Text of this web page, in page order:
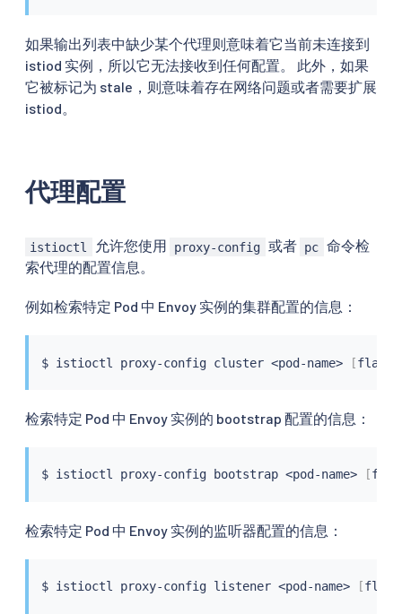
如果输出列表中缺少某个代理则意味着它当前未连接到
istiod 实例，所以它无法接收到任何配置。 此外，如果
它被标记为 stale，则意味着存在网络问题或者需要扩展
istiod。
代理配置
istioctl 允许您使用 proxy-config 或者 pc 命令检
索代理的配置信息。
例如检索特定 Pod 中 Envoy 实例的集群配置的信息：
$ istioctl proxy-config cluster <pod-name> [flags
检索特定 Pod 中 Envoy 实例的 bootstrap 配置的信息：
$ istioctl proxy-config bootstrap <pod-name> [
检索特定 Pod 中 Envoy 实例的监听器配置的信息：
$ istioctl proxy-config listener <pod-name> [flags